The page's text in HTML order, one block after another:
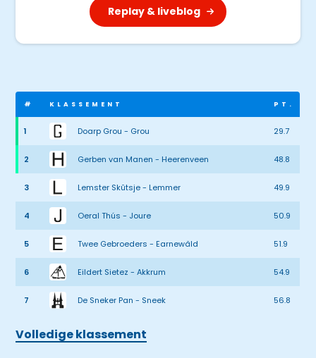
Replay & liveblog
# KLASSEMENT PT.
1 Doarp Grou - Grou 29.7
2 Gerben van Manen - Heerenveen 48.8
3 Lemster Skûtsje - Lemmer 49.9
4 Oeral Thús - Joure 50.9
5 Twee Gebroeders - Earnewâld 51.9
6 Eildert Sietez - Akkrum 54.9
7 De Sneker Pan - Sneek 56.8
Volledige klassement